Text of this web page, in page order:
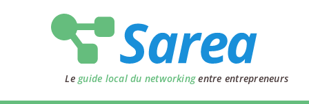
Le guide local du networkingentre entrepreneurs